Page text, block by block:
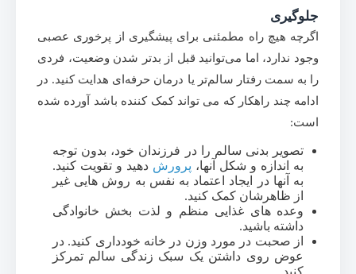
جلوگیری
اگرچه هیچ راه مطمئنی برای پیشگیری از پرخوری عصبی
وجود ندارد، اما می‌توانید قبل از بدتر شدن وضعیت، فردی
را به سمت رفتار سالم‌تر یا درمان حرفه‌ای هدایت کنید. در
ادامه چند راهکار که می تواند کمک کننده باشد آورده شده
است:
تصویر بدنی سالم را در فرزندان خود، بدون توجه
به اندازه و شکل آنها، پرورش دهید و تقویت کنید.
به آنها در ایجاد اعتماد به نفس به روش هایی غیر
از ظاهرشان کمک کنید.
وعده های غذایی منظم و لذت بخش خانوادگی
داشته باشید.
از صحبت در مورد وزن در خانه خودداری کنید. در
عوض روی داشتن یک سبک زندگی سالم تمرکز
کنید.